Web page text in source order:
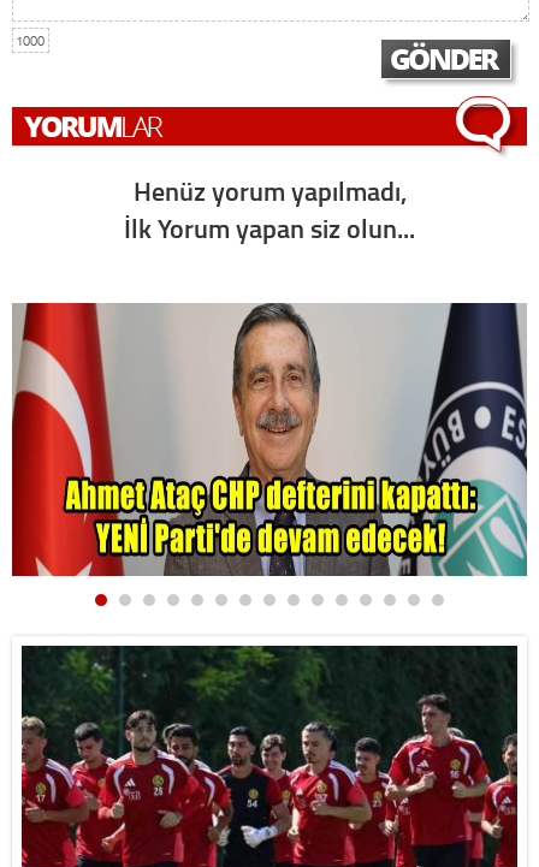
1000
Henüz yorum yapılmadı,
İlk Yorum yapan siz olun...